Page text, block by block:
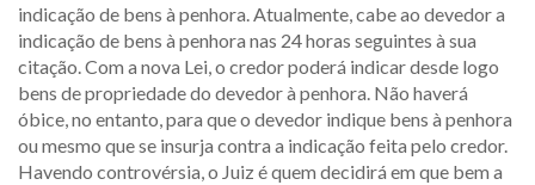
indicação de bens à penhora. Atualmente, cabe ao devedor a
indicação de bens à penhora nas 24 horas seguintes à sua
citação. Com a nova Lei, o credor poderá indicar desde logo
bens de propriedade do devedor à penhora. Não haverá
óbice, no entanto, para que o devedor indique bens à penhora
ou mesmo que se insurja contra a indicação feita pelo credor.
Havendo controvérsia, o Juiz é quem decidirá em que bem a